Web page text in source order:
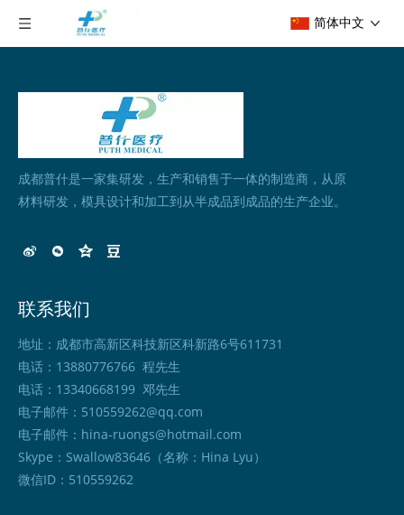
简体中文
成都普什是一家集研发，生产和销售于一体的制造商，从原
材料研发，模具设计和加工到从半成品到成品的生产企业。
联系我们
地址：成都市高新区科技新区科新路6号611731
电话：13880776766 程先生
电话：13340668199 邓先生
电子邮件： 510559262@qq.com
电子邮件： hina-ruongs@hotmail.com
Skype：Swallow83646（名称：Hina Lyu）
微信ID：510559262